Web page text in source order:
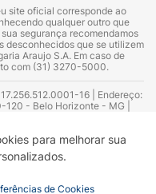
para melhorar sua
de Cookies
site oficial corresponde ao
qualquer outro que
segurança recomendamos
desconhecidos que se utilizem
Araujo S.A. Em caso de
com (31) 3270-5000.
16 | Endereço:
- Belo Horizonte - MG |
Alvarenga – CRF 52.584 -
- CRF Nº 13.748. Alvará
da Empresa (AFE):